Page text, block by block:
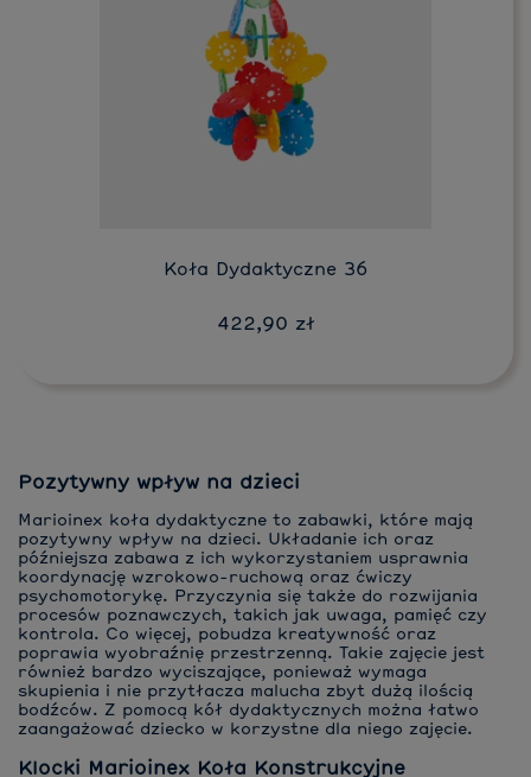
Koła Dydaktyczne 36
422,90 zł
Do koszyka
Pozytywny wpływ na dzieci
Marioinex koła dydaktyczne to zabawki, które mają
pozytywny wpływ na dzieci. Układanie ich oraz
późniejsza zabawa z ich wykorzystaniem usprawnia
koordynację wzrokowo-ruchową oraz ćwiczy
psychomotorykę. Przyczynia się także do rozwijania
procesów poznawczych, takich jak uwaga, pamięć czy
kontrola. Co więcej, pobudza kreatywność oraz
poprawia wyobraźnię przestrzenną. Takie zajęcie jest
również bardzo wyciszające, ponieważ wymaga
skupienia i nie przytłacza malucha zbyt dużą ilością
bodźców. Z pomocą kół dydaktycznych można łatwo
zaangażować dziecko w korzystne dla niego zajęcie.
Klocki Marioinex Koła Konstrukcyjne